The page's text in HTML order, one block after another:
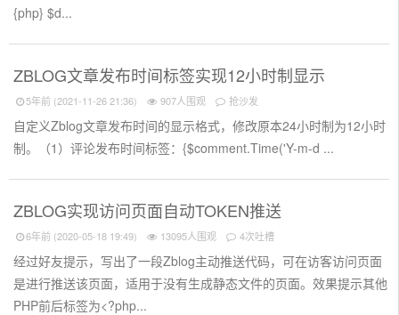
{php} $d...
ZBLOG文章发布时间标签实现12小时制显示
5年前 (2021-11-26 21:36) 907人围观 抢沙发
自定义Zblog文章发布时间的显示格式，修改原本24小时制为12小时
制。（1）评论发布时间标签：{$comment.Time('Y-m-d ...
ZBLOG实现访问页面自动TOKEN推送
6年前 (2020-05-18 19:49) 13095人围观 4次吐槽
经过好友提示，写出了一段Zblog主动推送代码，可在访客访问页面
是进行推送该页面，适用于没有生成静态文件的页面。效果提示其他
PHP前后标签为<?php...